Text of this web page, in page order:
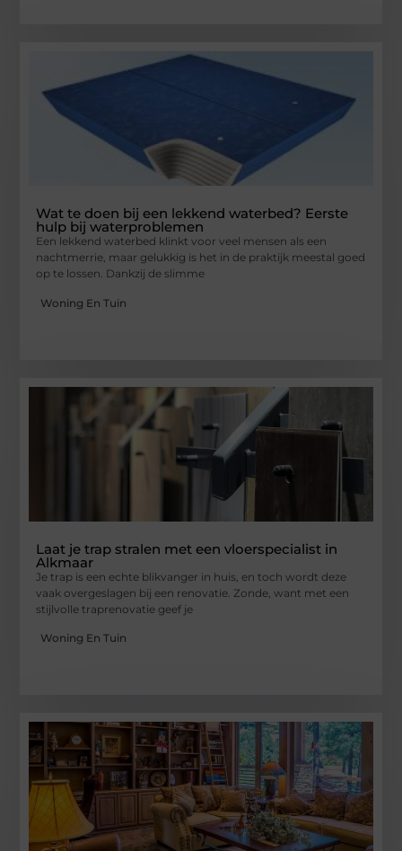
Wat te doen bij een lekkend waterbed? Eerste
hulp bij waterproblemen
Een lekkend waterbed klinkt voor veel mensen als een
nachtmerrie, maar gelukkig is het in de praktijk meestal goed
op te lossen. Dankzij de slimme
Woning En Tuin
Laat je trap stralen met een vloerspecialist in
Alkmaar
Je trap is een echte blikvanger in huis, en toch wordt deze
vaak overgeslagen bij een renovatie. Zonde, want met een
stijlvolle traprenovatie geef je
Woning En Tuin